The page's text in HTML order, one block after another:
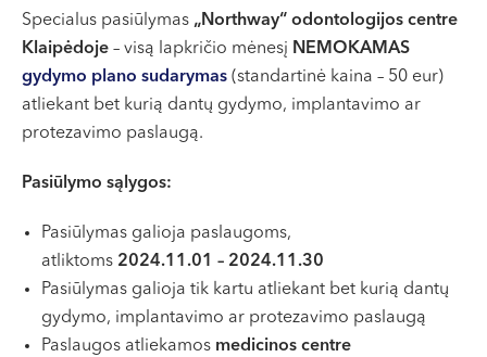
Naujoji Uosto g. 9
Darbo laikas:
I-V 08:00 - 20:00
VI 09:00 - 15:00
Kretinga
J. Basanavičiaus g. 80
Darbo laikas:
I-V 08:00 - 20:00
VI, VII --
Specialus pasiūlymas „Northway“ odontologijos centre
Klaipėdoje – visą lapkričio mėnesį NEMOKAMAS
gydymo plano sudarymas (standartinė kaina – 50 eur)
atliekant bet kurią dantų gydymo, implantavimo ar
protezavimo paslaugą.
Pasiūlymo sąlygos:
Pasiūlymas galioja paslaugoms,
atliktoms 2024.11.01 – 2024.11.30
Pasiūlymas galioja tik kartu atliekant bet kurią dantų
gydymo, implantavimo ar protezavimo paslaugą
Paslaugos atliekamos medicinos centre